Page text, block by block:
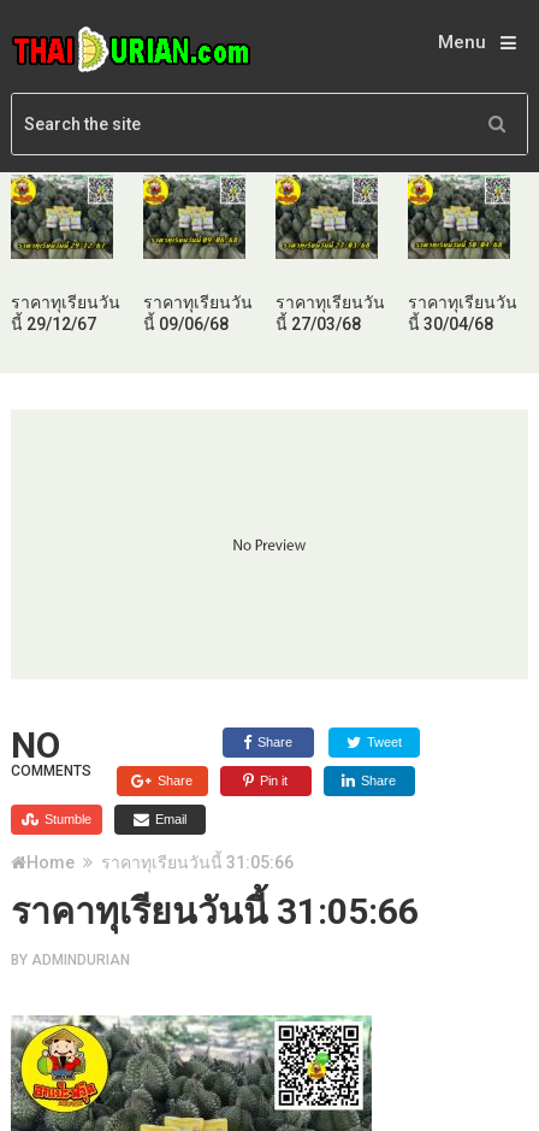
Menu
ราคาทุเรียนวัน
นี้ 29/12/67
ราคาทุเรียนวัน
นี้ 09/06/68
ราคาทุเรียนวัน
นี้ 27/03/68
ราคาทุเรียนวัน
นี้ 30/04/68
NO
COMMENTS
Share Tweet
Share Pin it Share
Stumble Email
Home ราคาทุเรียนวันนี้ 31:05:66
ราคาทุเรียนวันนี้ 31:05:66
BY ADMINDURIAN